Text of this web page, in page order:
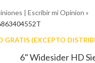
| Escribir mi Opinion »
GRATIS (EXCEPTO
6" Widesider HD